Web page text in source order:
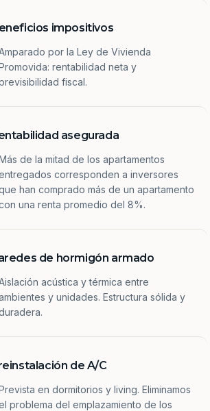
impositivos
por la Ley de Vivienda
rentabilidad neta y
fiscal.
asegurada
de la mitad de los apartamentos
corresponden a inversores
han comprado más de un apartamento
una renta promedio del 8%.
de hormigón armado
acústica y térmica entre
y unidades. Estructura sólida y
de A/C
en dormitorios y living. Eliminamos
problema del emplazamiento de los